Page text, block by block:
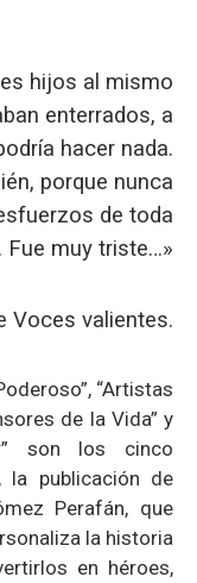
hijos al mismo
enterrados, a
hacer nada.
porque nunca
de toda
Fue muy triste…»
Voces valientes.
“Artistas
de la Vida” y
son los cinco
la publicación de
Perafán, que
la historia
en héroes,